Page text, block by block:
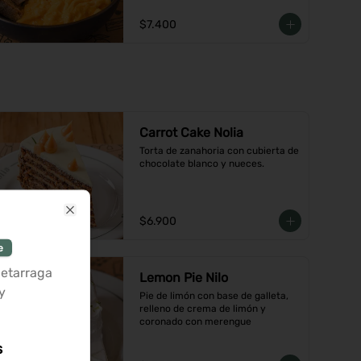
$7.400
Carrot Cake Nolia
Torta de zanahoria con cubierta de
chocolate blanco y nueces.
$6.900
Lemon Pie Nilo
Pie de limón con base de galleta,
relleno de crema de limón y
coronado con merengue
Close